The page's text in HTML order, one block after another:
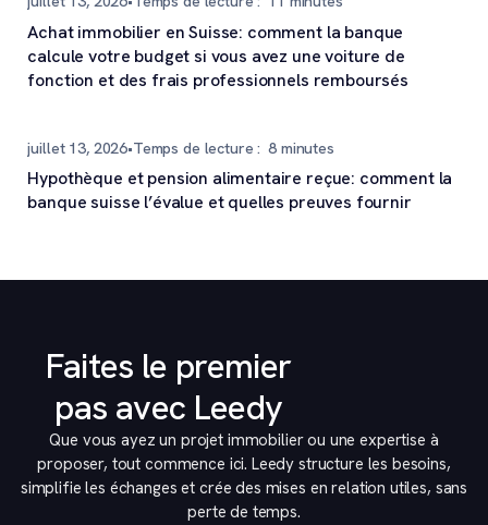
Achat immobilier en Suisse: comment la banque
calcule votre budget si vous avez une voiture de
fonction et des frais professionnels remboursés
juillet 13, 2026•Temps de lecture : 8 minutes
Hypothèque et pension alimentaire reçue: comment la
banque suisse l’évalue et quelles preuves fournir
Faites le premier
pas avec Leedy
Que vous ayez un projet immobilier ou une expertise à
proposer, tout commence ici. Leedy structure les besoins,
simplifie les échanges et crée des mises en relation utiles, sans
perte de temps.